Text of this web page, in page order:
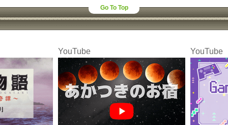
Go To Top
YouTube YouTube